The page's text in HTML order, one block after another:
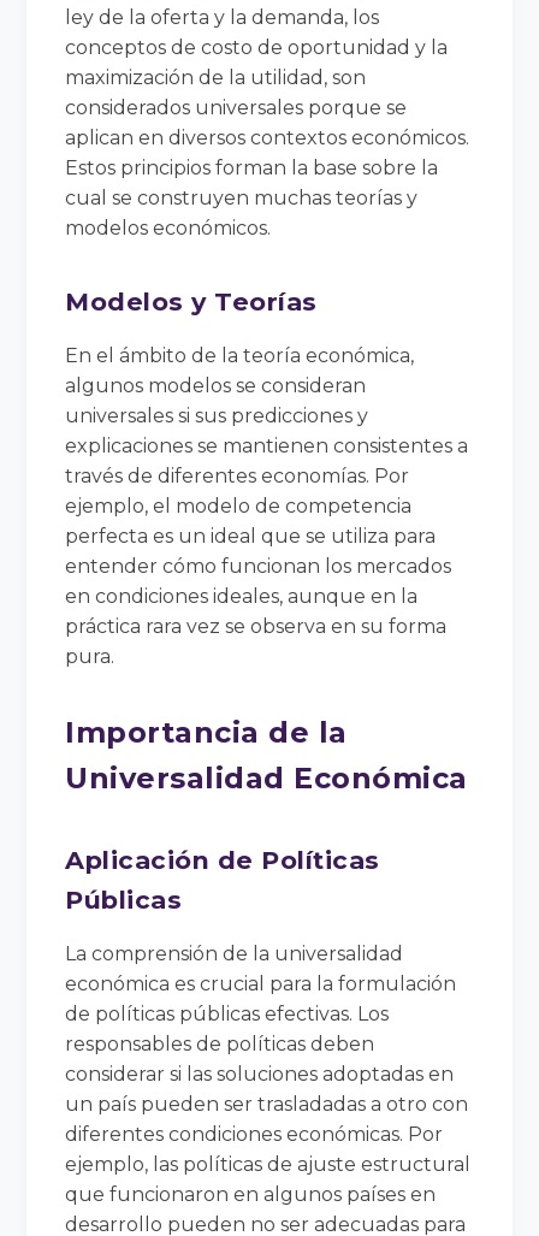
ley de la oferta y la demanda, los
conceptos de costo de oportunidad y la
maximización de la utilidad, son
considerados universales porque se
aplican en diversos contextos económicos.
Estos principios forman la base sobre la
cual se construyen muchas teorías y
modelos económicos.
Modelos y Teorías
En el ámbito de la teoría económica,
algunos modelos se consideran
universales si sus predicciones y
explicaciones se mantienen consistentes a
través de diferentes economías. Por
ejemplo, el modelo de competencia
perfecta es un ideal que se utiliza para
entender cómo funcionan los mercados
en condiciones ideales, aunque en la
práctica rara vez se observa en su forma
pura.
Importancia de la
Universalidad Económica
Aplicación de Políticas
Públicas
La comprensión de la universalidad
económica es crucial para la formulación
de políticas públicas efectivas. Los
responsables de políticas deben
considerar si las soluciones adoptadas en
un país pueden ser trasladadas a otro con
diferentes condiciones económicas. Por
ejemplo, las políticas de ajuste estructural
que funcionaron en algunos países en
desarrollo pueden no ser adecuadas para